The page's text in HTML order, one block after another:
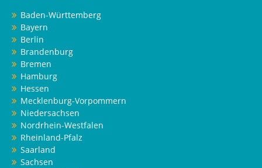
Baden-Württemberg
Bayern
Berlin
Brandenburg
Bremen
Hamburg
Hessen
Mecklenburg-Vorpommern
Niedersachsen
Nordrhein-Westfalen
Rheinland-Pfalz
Saarland
Sachsen